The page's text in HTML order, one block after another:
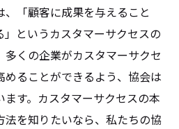
「顧客に成果を与えること
というカスタマーサクセスの
くの企業がカスタマーサクセ
ることができるよう、協会は
す。カスタマーサクセスの本
を知りたいなら、私たちの協